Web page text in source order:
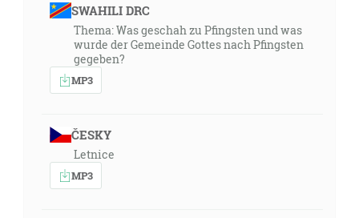
SWAHILI DRC
Thema: Was geschah zu Pfingsten und was
wurde der Gemeinde Gottes nach Pfingsten
gegeben?
MP3
ČESKY
Letnice
MP3